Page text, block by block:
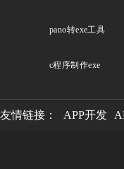
pano转exe工具
c程序制作exe
友情链接： APP开发